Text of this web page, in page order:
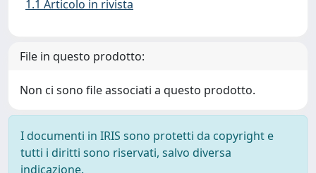
1.1 Articolo in rivista
File in questo prodotto:
Non ci sono file associati a questo prodotto.
I documenti in IRIS sono protetti da copyright e
tutti i diritti sono riservati, salvo diversa
indicazione.